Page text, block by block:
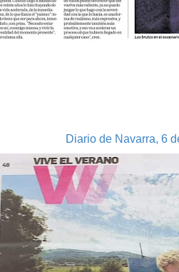
Diario de Navarra, 6